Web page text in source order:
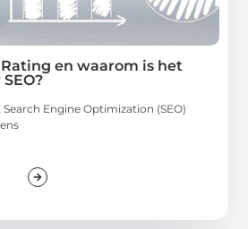
en waarom is het
Engine Optimization (SEO)